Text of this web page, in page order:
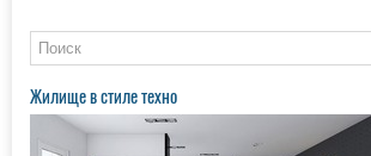
Жилище в стиле техно